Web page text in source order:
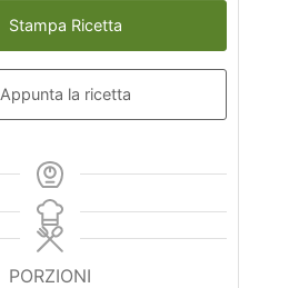
Stampa Ricetta
Appunta la ricetta
PORZIONI